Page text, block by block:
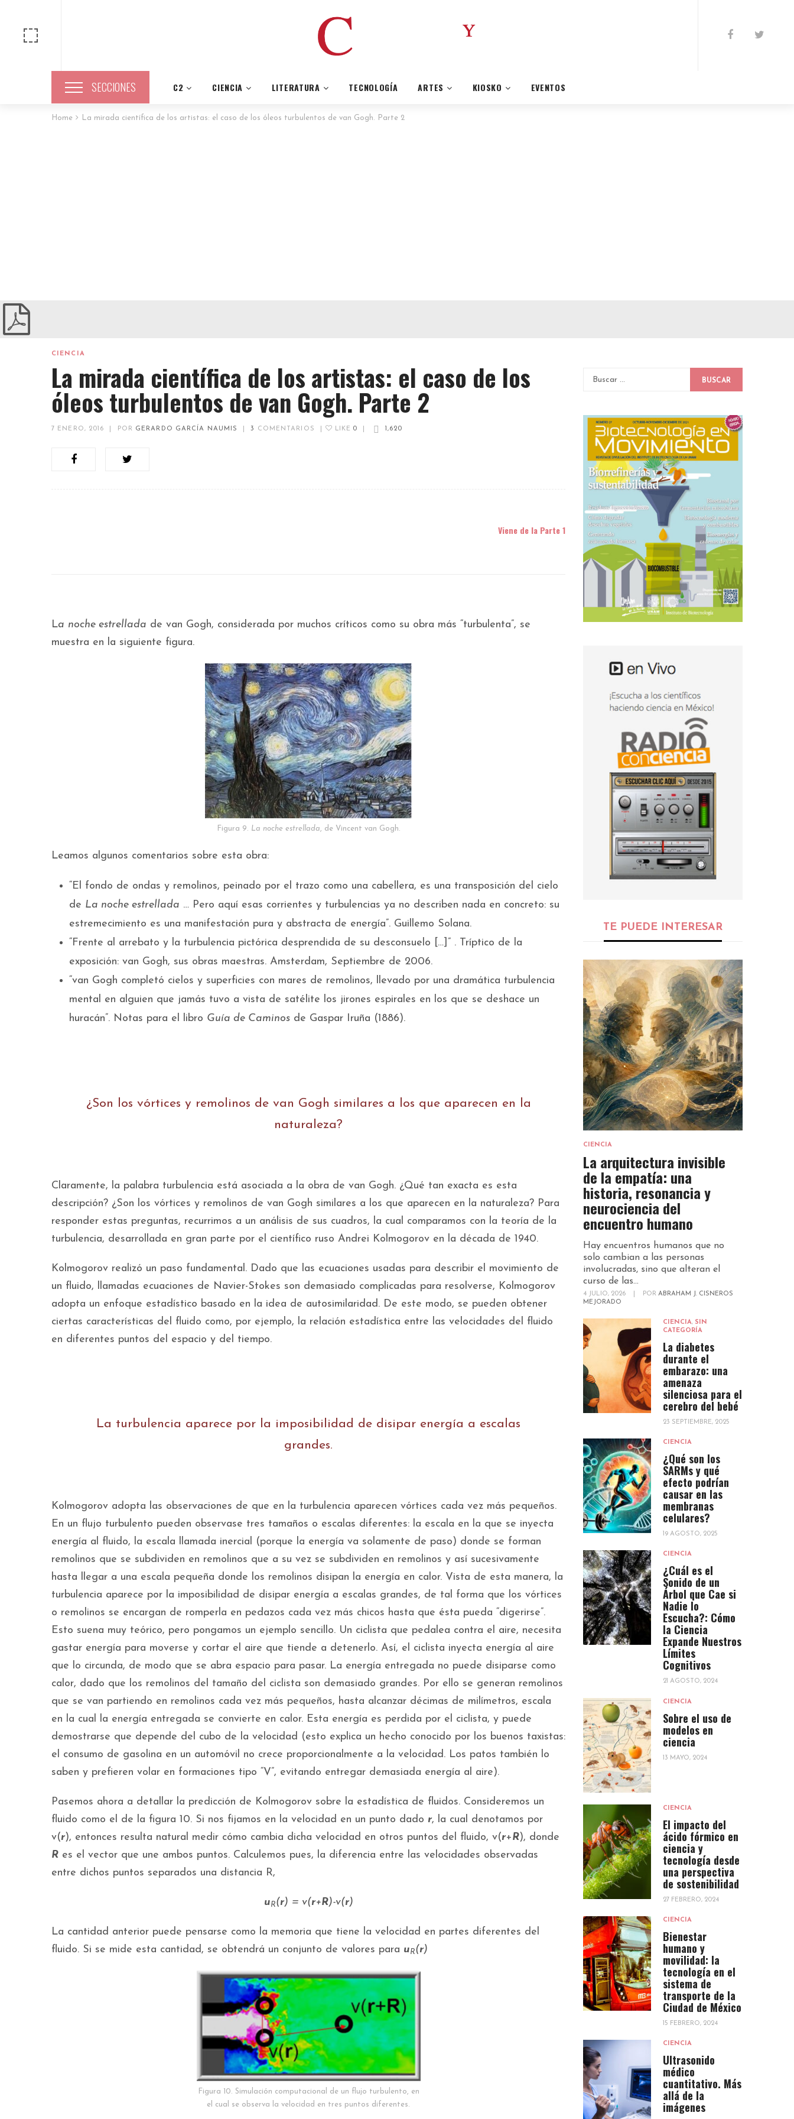
SECCIONES C2 CIENCIA LITERATURA TECNOLOGÍA ARTES KIOSKO EVENTOS
Home La mirada científica de los artistas: el caso de los óleos turbulentos de van Gogh. Parte 2
CIENCIA
La mirada científica de los artistas: el caso de los
óleos turbulentos de van Gogh. Parte 2
7 ENERO, 2016 POR GERARDO GARCÍA NAUMIS 3 COMENTARIOS LIKE 0 1,620
Viene de la Parte 1
La noche estrellada de van Gogh, considerada por muchos críticos como su obra más “turbulenta”, se
muestra en la siguiente figura.
Figura 9. La noche estrellada , de Vincent van Gogh.
Leamos algunos comentarios sobre esta obra:
“El fondo de ondas y remolinos, peinado por el trazo como una cabellera, es una transposición del cielo
de La noche estrellada … Pero aquí esas corrientes y turbulencias ya no describen nada en concreto: su
estremecimiento es una manifestación pura y abstracta de energía”. Guillemo Solana.
“Frente al arrebato y la turbulencia pictórica desprendida de su desconsuelo […]” . Tríptico de la
exposición: van Gogh, sus obras maestras. Amsterdam, Septiembre de 2006.
“van Gogh completó cielos y superficies con mares de remolinos, llevado por una dramática turbulencia
mental en alguien que jamás tuvo a vista de satélite los jirones espirales en los que se deshace un
huracán”. Notas para el libro Guía de Caminos de Gaspar Iruña (1886).
¿Son los vórtices y remolinos de van Gogh similares a los que aparecen en la
naturaleza?
Claramente, la palabra turbulencia está asociada a la obra de van Gogh. ¿Qué tan exacta es esta
descripción? ¿Son los vórtices y remolinos de van Gogh similares a los que aparecen en la naturaleza? Para
responder estas preguntas, recurrimos a un análisis de sus cuadros, la cual comparamos con la teoría de la
turbulencia, desarrollada en gran parte por el científico ruso Andrei Kolmogorov en la década de 1940.
Kolmogorov realizó un paso fundamental. Dado que las ecuaciones usadas para describir el movimiento de
un fluido, llamadas ecuaciones de Navier-Stokes son demasiado complicadas para resolverse, Kolmogorov
adopta un enfoque estadístico basado en la idea de autosimilaridad. De este modo, se pueden obtener
ciertas características del fluido como, por ejemplo, la relación estadística entre las velocidades del fluido
en diferentes puntos del espacio y del tiempo.
La turbulencia aparece por la imposibilidad de disipar energía a escalas
grandes.
Kolmogorov adopta las observaciones de que en la turbulencia aparecen vórtices cada vez más pequeños.
En un flujo turbulento pueden observase tres tamaños o escalas diferentes: la escala en la que se inyecta
energía al fluido, la escala llamada inercial (porque la energía va solamente de paso) donde se forman
remolinos que se subdividen en remolinos que a su vez se subdividen en remolinos y así sucesivamente
hasta llegar a una escala pequeña donde los remolinos disipan la energía en calor. Vista de esta manera, la
turbulencia aparece por la imposibilidad de disipar energía a escalas grandes, de tal forma que los vórtices
o remolinos se encargan de romperla en pedazos cada vez más chicos hasta que ésta pueda “digerirse”.
Esto suena muy teórico, pero pongamos un ejemplo sencillo. Un ciclista que pedalea contra el aire, necesita
gastar energía para moverse y cortar el aire que tiende a detenerlo. Así, el ciclista inyecta energía al aire
que lo circunda, de modo que se abra espacio para pasar. La energía entregada no puede disiparse como
calor, dado que los remolinos del tamaño del ciclista son demasiado grandes. Por ello se generan remolinos
que se van partiendo en remolinos cada vez más pequeños, hasta alcanzar décimas de milímetros, escala
en la cual la energía entregada se convierte en calor. Esta energía es perdida por el ciclista, y puede
demostrarse que depende del cubo de la velocidad (esto explica un hecho conocido por los buenos taxistas:
el consumo de gasolina en un automóvil no crece proporcionalmente a la velocidad. Los patos también lo
saben y prefieren volar en formaciones tipo “V”, evitando entregar demasiada energía al aire).
Pasemos ahora a detallar la predicción de Kolmogorov sobre la estadística de fluidos. Consideremos un
fluido como el de la figura 10. Si nos fijamos en la velocidad en un punto dado r, la cual denotamos por
v(r), entonces resulta natural medir cómo cambia dicha velocidad en otros puntos del fluido, v(r+R), donde
R es el vector que une ambos puntos. Calculemos pues, la diferencia entre las velocidades observadas
entre dichos puntos separados una distancia R,
uR(r) = v(r+R)-v(r)
La cantidad anterior puede pensarse como la memoria que tiene la velocidad en partes diferentes del
fluido. Si se mide esta cantidad, se obtendrá un conjunto de valores para uR(r)
Figura 10. Simulación computacional de un flujo turbulento, en
el cual se observa la velocidad en tres puntos diferentes.
BUSCAR
TE PUEDE INTERESAR
CIENCIA
La arquitectura invisible
de la empatía: una
historia, resonancia y
neurociencia del
encuentro humano
Hay encuentros humanos que no
solo cambian a las personas
involucradas, sino que alteran el
curso de las...
4 JULIO, 2026 POR ABRAHAM J. CISNEROS
MEJORADO
CIENCIA, SIN
CATEGORÍA
La diabetes
durante el
embarazo: una
amenaza
silenciosa para el
cerebro del bebé
23 SEPTIEMBRE, 2025
CIENCIA
¿Qué son los
SARMs y qué
efecto podrían
causar en las
membranas
celulares?
19 AGOSTO, 2025
CIENCIA
¿Cuál es el
Sonido de un
Árbol que Cae si
Nadie lo
Escucha?: Cómo
la Ciencia
Expande Nuestros
Límites
Cognitivos
21 AGOSTO, 2024
CIENCIA
Sobre el uso de
modelos en
ciencia
13 MAYO, 2024
CIENCIA
El impacto del
ácido fórmico en
ciencia y
tecnología desde
una perspectiva
de sostenibilidad
27 FEBRERO, 2024
CIENCIA
Bienestar
humano y
movilidad: la
tecnología en el
sistema de
transporte de la
Ciudad de México
15 FEBRERO, 2024
CIENCIA
Ultrasonido
médico
cuantitativo. Más
allá de la
imágenes